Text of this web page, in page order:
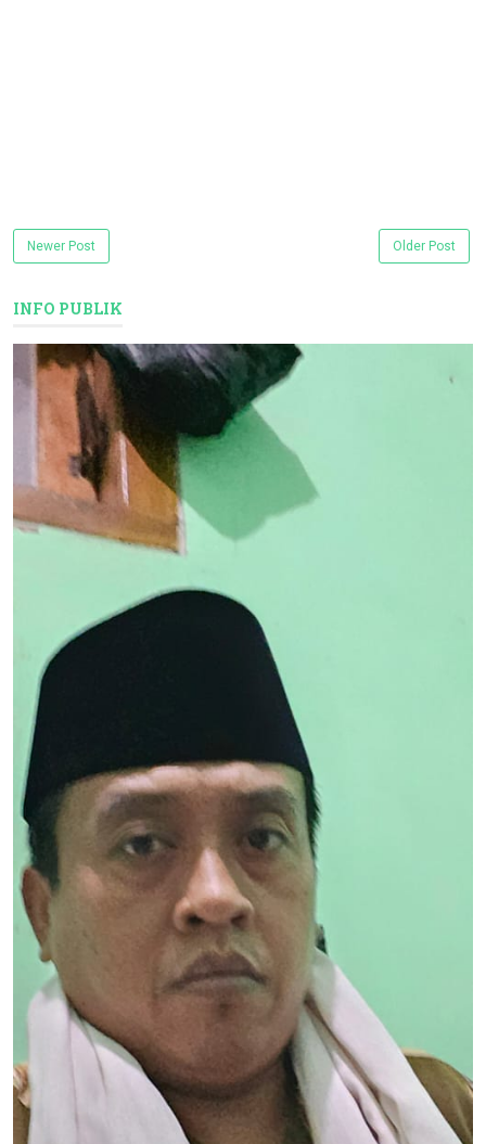
Newer Post Older Post
INFO PUBLIK